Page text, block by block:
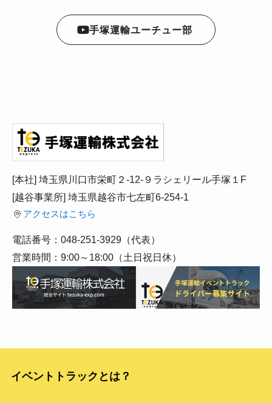
手塚運輸ユーチュー部
[本社] 埼玉県川口市栄町２-12-９ラシェリール手塚１F
[越谷事業所] 埼玉県越谷市七左町6-254-1
アクセスはこちら
電話番号：048-251-3929（代表）
営業時間：9:00～18:00（土日祝日休）
イベントトラックとは？